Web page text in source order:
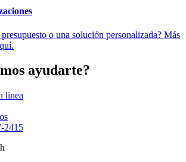
o una solución personalizada? Más
ayudarte?
linea
2415